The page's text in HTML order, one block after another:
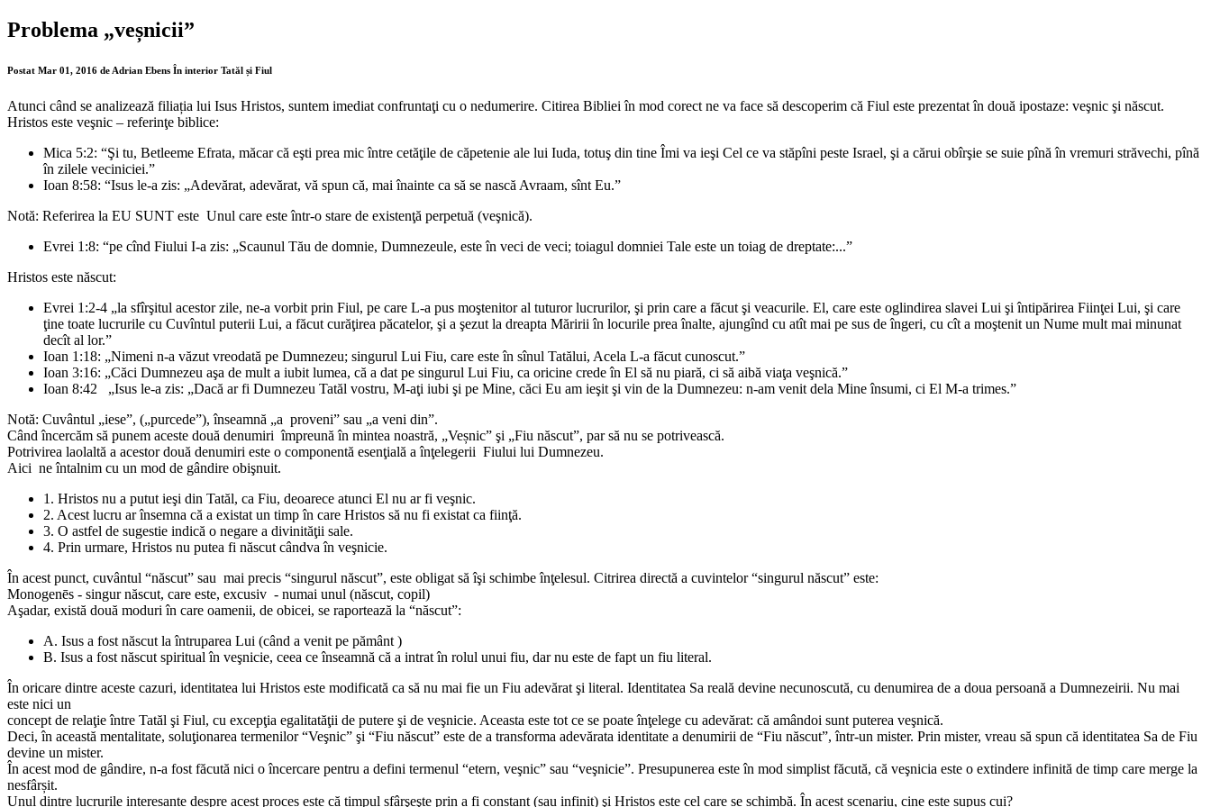
Problema „veșnicii”
Postat Mar 01, 2016 de Adrian Ebens În interior Tatăl și Fiul
Atunci când se analizează filiația lui Isus Hristos, suntem imediat confruntaţi cu o nedumerire. Citirea Bibliei în mod corect ne va face să descoperim că Fiul este prezentat în două ipostaze: veşnic şi născut.
Hristos este veşnic – referinţe biblice:
Mica 5:2: “Şi tu, Betleeme Efrata, măcar că eşti prea mic între cetăţile de căpetenie ale lui Iuda, totuş din tine Îmi va ieşi Cel ce va stăpîni peste Israel, şi a cărui obîrşie se suie pînă în vremuri străvechi, pînă
în zilele veciniciei.”
Ioan 8:58: “Isus le-a zis: „Adevărat, adevărat, vă spun că, mai înainte ca să se nască Avraam, sînt Eu.”
Notă: Referirea la EU SUNT este Unul care este într-o stare de existenţă perpetuă (veşnică).
Evrei 1:8: “pe cînd Fiului I-a zis: „Scaunul Tău de domnie, Dumnezeule, este în veci de veci; toiagul domniei Tale este un toiag de dreptate:...”
Hristos este născut:
Evrei 1:2-4 „la sfîrşitul acestor zile, ne-a vorbit prin Fiul, pe care L-a pus moştenitor al tuturor lucrurilor, şi prin care a făcut şi veacurile. El, care este oglindirea slavei Lui şi întipărirea Fiinţei Lui, şi care
ţine toate lucrurile cu Cuvîntul puterii Lui, a făcut curăţirea păcatelor, şi a şezut la dreapta Măririi în locurile prea înalte, ajungînd cu atît mai pe sus de îngeri, cu cît a moştenit un Nume mult mai minunat
decît al lor.”
Ioan 1:18: „Nimeni n-a văzut vreodată pe Dumnezeu; singurul Lui Fiu, care este în sînul Tatălui, Acela L-a făcut cunoscut.”
Ioan 3:16: „Căci Dumnezeu aşa de mult a iubit lumea, că a dat pe singurul Lui Fiu, ca oricine crede în El să nu piară, ci să aibă viaţa veşnică.”
Ioan 8:42 „Isus le-a zis: „Dacă ar fi Dumnezeu Tatăl vostru, M-aţi iubi şi pe Mine, căci Eu am ieşit şi vin de la Dumnezeu: n-am venit dela Mine însumi, ci El M-a trimes.”
Notă: Cuvântul „iese”, („purcede”), înseamnă „a proveni” sau „a veni din”.
Când încercăm să punem aceste două denumiri împreună în mintea noastră, „Veșnic” şi „Fiu născut”, par să nu se potrivească.
Potrivirea laolaltă a acestor două denumiri este o componentă esenţială a înţelegerii Fiului lui Dumnezeu.
Aici ne întalnim cu un mod de gândire obişnuit.
1. Hristos nu a putut ieşi din Tatăl, ca Fiu, deoarece atunci El nu ar fi veşnic.
2. Acest lucru ar însemna că a existat un timp în care Hristos să nu fi existat ca fiinţă.
3. O astfel de sugestie indică o negare a divinităţii sale.
4. Prin urmare, Hristos nu putea fi născut cândva în veşnicie.
În acest punct, cuvântul “născut” sau mai precis “singurul născut”, este obligat să îşi schimbe înţelesul. Citrirea directă a cuvintelor “singurul născut” este:
Monogenēs - singur născut, care este, excusiv - numai unul (născut, copil)
Aşadar, există două moduri în care oamenii, de obicei, se raportează la “născut”:
A. Isus a fost născut la întruparea Lui (când a venit pe pământ )
B. Isus a fost născut spiritual în veşnicie, ceea ce înseamnă că a intrat în rolul unui fiu, dar nu este de fapt un fiu literal.
În oricare dintre aceste cazuri, identitatea lui Hristos este modificată ca să nu mai fie un Fiu adevărat şi literal. Identitatea Sa reală devine necunoscută, cu denumirea de a doua persoană a Dumnezeirii. Nu mai
este nici un
concept de relaţie între Tatăl şi Fiul, cu excepţia egalitatăţii de putere şi de veşnicie. Aceasta este tot ce se poate înţelege cu adevărat: că amândoi sunt puterea veşnică.
Deci, în această mentalitate, soluţionarea termenilor “Veşnic” şi “Fiu născut” este de a transforma adevărata identitate a denumirii de “Fiu născut”, într-un mister. Prin mister, vreau să spun că identitatea Sa de Fiu
devine un mister.
În acest mod de gândire, n-a fost făcută nici o încercare pentru a defini termenul “etern, veşnic” sau “veşnicie”. Presupunerea este în mod simplist făcută, că veşnicia este o extindere infinită de timp care merge la
nesfârșit.
Unul dintre lucrurile interesante despre acest proces este că timpul sfârşeşte prin a fi constant (sau infinit) şi Hristos este cel care se schimbă. În acest scenariu, cine este supus cui?